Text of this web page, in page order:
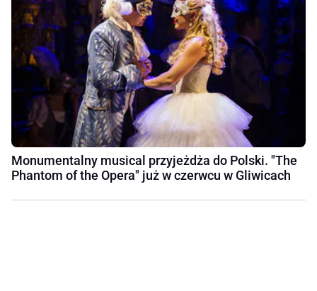
Monumentalny musical przyjeżdża do Polski. "The
Phantom of the Opera" już w czerwcu w Gliwicach